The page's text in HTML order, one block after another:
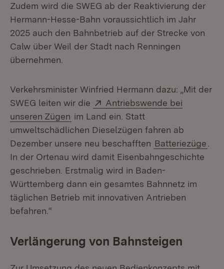
Zudem wird die SWEG ab der Reaktivierung der
Hermann-Hesse-Bahn voraussichtlich im Jahr
2025 auch den Bahnbetrieb auf der Strecke von
Calw über Weil der Stadt nach Renningen
übernehmen.
Verkehrsminister Winfried Hermann dazu: „Mit der
SWEG leiten wir die
Extern:
Antriebswende bei
unseren Zügen (Öffnet in neuem Fenster)
im Land ein. Statt
umweltschädlichen Dieselzügen fahren ab
Dezember unsere neu beschafften Batteriezüge
In der Ortenau wird damit Eisenbahngeschichte
geschrieben. Erstmalig wird in Baden-
Württemberg dann ein gesamtes Bahnnetz im
täglichen Betrieb mit innovativen Antrieben
befahren.“
Verlängerung von Bahnsteigen